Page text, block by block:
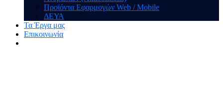
Προϊόντα Εφαρμογών Web / Mobile
ΔΕΥΑ
Τα Έργα μας
Επικοινωνία